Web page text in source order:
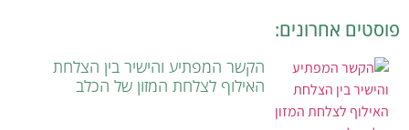
פוסטים אחרונים:
הקשר המפתיע והישיר בין הצלחת
האילוף לצלחת המזון של הכלב